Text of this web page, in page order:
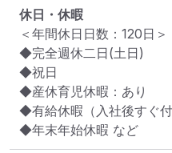
休日・休暇
＜年間休日日数：120日＞
◆完全週休二日(土日)
◆祝日
◆産休育児休暇：あり
◆有給休暇（入社後すぐ付
◆年末年始休暇 など